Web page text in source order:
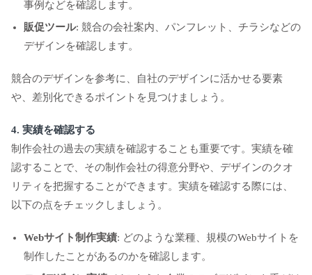
事例などを確認します。
販促ツール: 競合の会社案内、パンフレット、チラシなどの
デザインを確認します。
競合のデザインを参考に、自社のデザインに活かせる要素
や、差別化できるポイントを見つけましょう。
4. 実績を確認する
制作会社の過去の実績を確認することも重要です。実績を確
認することで、その制作会社の得意分野や、デザインのクオ
リティを把握することができます。実績を確認する際には、
以下の点をチェックしましょう。
Webサイト制作実績: どのような業種、規模のWebサイトを
制作したことがあるのかを確認します。